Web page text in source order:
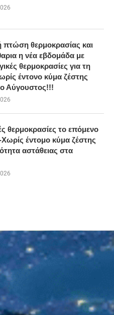
πτώση θερμοκρασίας και
η νέα εβδομάδα με
θερμοκρασίες για τη
έντονο κύμα ζέστης
Αύγουστος!!!
θερμοκρασίες το επόμενο
έντομο κύμα ζέστης
αστάθειας στα